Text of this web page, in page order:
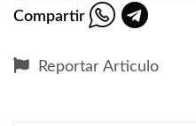
Compartir
Reportar Articulo